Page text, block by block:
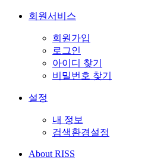
회원서비스
회원가입
로그인
아이디 찾기
비밀번호 찾기
설정
내 정보
검색환경설정
About RISS